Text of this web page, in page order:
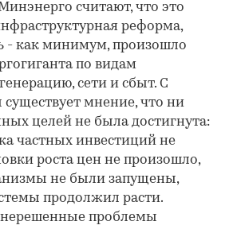
считают, что это
реформа,
- как минимум, произошло
по видам
сети и сбыт. С
существует мнение, что ни
целей не была достигнута:
частных инвестиций не
роста цен не произошло,
не были запущены,
продолжил расти.
проблемы